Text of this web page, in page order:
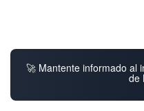
🚀 Mantente informado al
de